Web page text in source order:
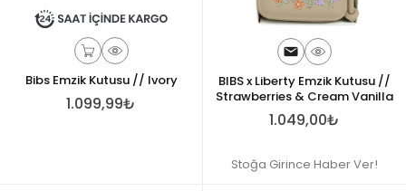
Bibs Emzik Kutusu // Ivory
1.099,99₺
BIBS x Liberty Emzik Kutusu //
Strawberries & Cream Vanilla
1.049,00₺
Stoğa Girince Haber Ver!